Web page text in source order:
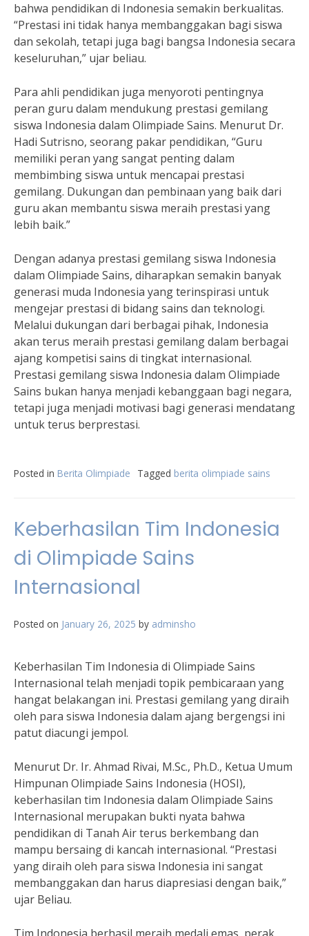
bahwa pendidikan di Indonesia semakin berkualitas.
“Prestasi ini tidak hanya membanggakan bagi siswa
dan sekolah, tetapi juga bagi bangsa Indonesia secara
keseluruhan,” ujar beliau.
Para ahli pendidikan juga menyoroti pentingnya
peran guru dalam mendukung prestasi gemilang
siswa Indonesia dalam Olimpiade Sains. Menurut Dr.
Hadi Sutrisno, seorang pakar pendidikan, “Guru
memiliki peran yang sangat penting dalam
membimbing siswa untuk mencapai prestasi
gemilang. Dukungan dan pembinaan yang baik dari
guru akan membantu siswa meraih prestasi yang
lebih baik.”
Dengan adanya prestasi gemilang siswa Indonesia
dalam Olimpiade Sains, diharapkan semakin banyak
generasi muda Indonesia yang terinspirasi untuk
mengejar prestasi di bidang sains dan teknologi.
Melalui dukungan dari berbagai pihak, Indonesia
akan terus meraih prestasi gemilang dalam berbagai
ajang kompetisi sains di tingkat internasional.
Prestasi gemilang siswa Indonesia dalam Olimpiade
Sains bukan hanya menjadi kebanggaan bagi negara,
tetapi juga menjadi motivasi bagi generasi mendatang
untuk terus berprestasi.
Posted in Berita Olimpiade Tagged berita olimpiade sains
Keberhasilan Tim Indonesia
di Olimpiade Sains
Internasional
Posted on January 26, 2025 by adminsho
Keberhasilan Tim Indonesia di Olimpiade Sains
Internasional telah menjadi topik pembicaraan yang
hangat belakangan ini. Prestasi gemilang yang diraih
oleh para siswa Indonesia dalam ajang bergengsi ini
patut diacungi jempol.
Menurut Dr. Ir. Ahmad Rivai, M.Sc., Ph.D., Ketua Umum
Himpunan Olimpiade Sains Indonesia (HOSI),
keberhasilan tim Indonesia dalam Olimpiade Sains
Internasional merupakan bukti nyata bahwa
pendidikan di Tanah Air terus berkembang dan
mampu bersaing di kancah internasional. “Prestasi
yang diraih oleh para siswa Indonesia ini sangat
membanggakan dan harus diapresiasi dengan baik,”
ujar Beliau.